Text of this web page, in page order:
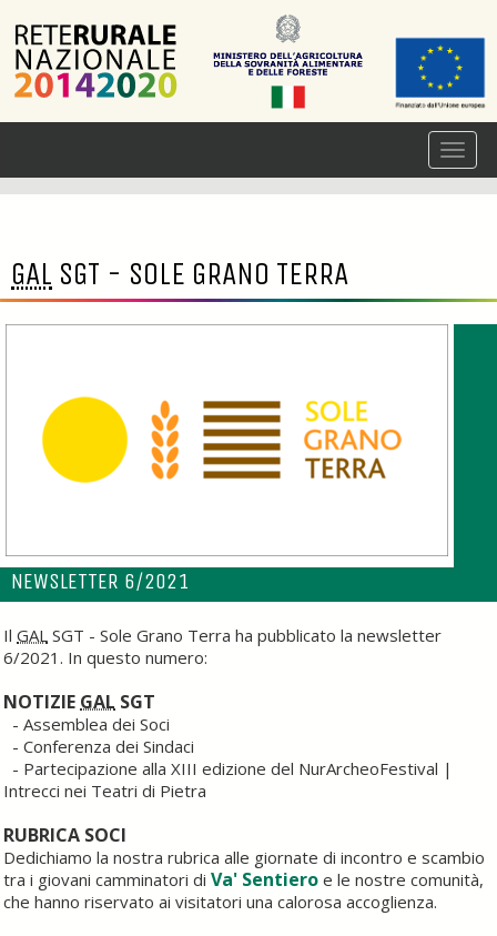
GAL SGT - SOLE GRANO TERRA
NEWSLETTER 6/2021
Il GAL SGT - Sole Grano Terra ha pubblicato la newsletter
6/2021. In questo numero:
NOTIZIE GAL SGT
- Assemblea dei Soci
- Conferenza dei Sindaci
- Partecipazione alla XIII edizione del NurArcheoFestival |
Intrecci nei Teatri di Pietra
RUBRICA SOCI
Dedichiamo la nostra rubrica alle giornate di incontro e scambio
tra i giovani camminatori di Va' Sentiero e le nostre comunità,
che hanno riservato ai visitatori una calorosa accoglienza.